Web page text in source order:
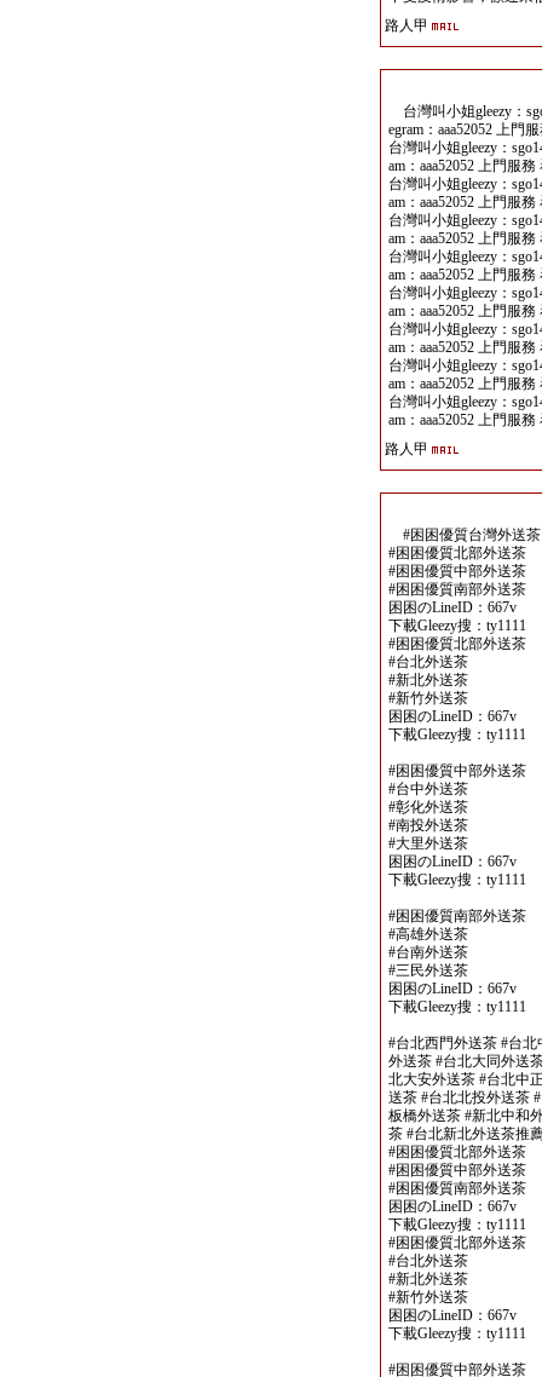
路人甲
台灣叫小姐gleezy：
egram：aaa52052 上門
台灣叫小姐gleezy：
am：aaa52052 上門服
台灣叫小姐gleezy：
am：aaa52052 上門服
台灣叫小姐gleezy：
am：aaa52052 上門服
台灣叫小姐gleezy：
am：aaa52052 上門服
台灣叫小姐gleezy：
am：aaa52052 上門服
台灣叫小姐gleezy：
am：aaa52052 上門服
台灣叫小姐gleezy：
am：aaa52052 上門服
台灣叫小姐gleezy：
am：aaa52052 上門服
路人甲
#困困優質台灣外送茶
#困困優質北部外送茶
#困困優質中部外送茶
#困困優質南部外送茶
困困のLineID：667v
下載Gleezy搜：ty1111
#困困優質北部外送茶
#台北外送茶
#新北外送茶
#新竹外送茶
困困のLineID：667v
下載Gleezy搜：ty1111
#困困優質中部外送茶
#台中外送茶
#彰化外送茶
#南投外送茶
#大里外送茶
困困のLineID：667v
下載Gleezy搜：ty1111
#困困優質南部外送茶
#高雄外送茶
#台南外送茶
#三民外送茶
困困のLineID：667v
下載Gleezy搜：ty1111
#台北西門外送茶 #台
外送茶 #台北大同外送
北大安外送茶 #台北中
送茶 #台北北投外送茶
板橋外送茶 #新北中和
茶 #台北新北外送茶推
#困困優質北部外送茶
#困困優質中部外送茶
#困困優質南部外送茶
困困のLineID：667v
下載Gleezy搜：ty1111
#困困優質北部外送茶
#台北外送茶
#新北外送茶
#新竹外送茶
困困のLineID：667v
下載Gleezy搜：ty1111
#困困優質中部外送茶